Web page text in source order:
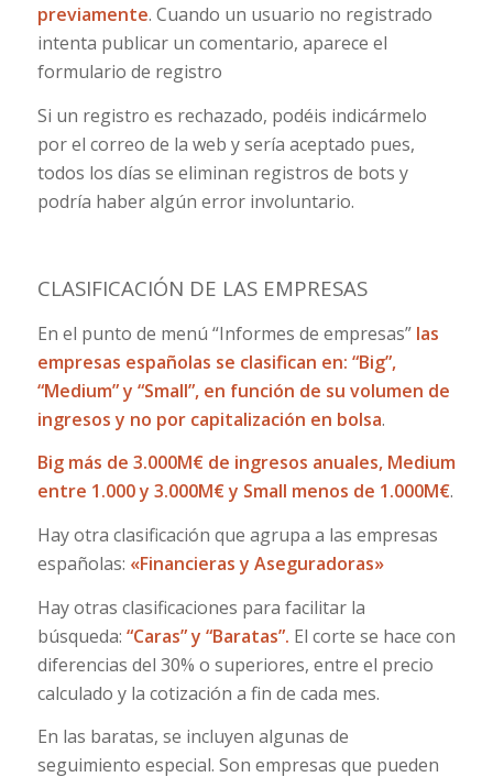
previamente. Cuando un usuario no registrado
intenta publicar un comentario, aparece el
formulario de registro
Si un registro es rechazado, podéis indicármelo
por el correo de la web y sería aceptado pues,
todos los días se eliminan registros de bots y
podría haber algún error involuntario.
CLASIFICACIÓN DE LAS EMPRESAS
En el punto de menú “Informes de empresas” las
empresas españolas se clasifican en: “Big”,
“Medium” y “Small”, en función de su volumen de
ingresos y no por capitalización en bolsa.
Big más de 3.000M€ de ingresos anuales, Medium
entre 1.000 y 3.000M€ y Small menos de 1.000M€.
Hay otra clasificación que agrupa a las empresas
españolas: «Financieras y Aseguradoras»
Hay otras clasificaciones para facilitar la
búsqueda: “Caras” y “Baratas”. El corte se hace con
diferencias del 30% o superiores, entre el precio
calculado y la cotización a fin de cada mes.
En las baratas, se incluyen algunas de
seguimiento especial. Son empresas que pueden